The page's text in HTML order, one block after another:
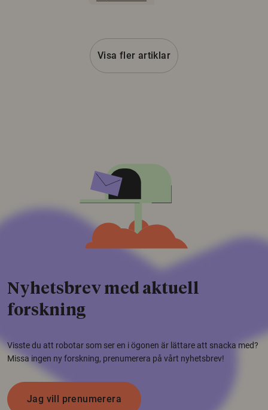
Visa fler artiklar
Nyhetsbrev med aktuell
forskning
Visste du att robotar som ser en i ögonen är lättare att snacka med?
Missa ingen ny forskning, prenumerera på vårt nyhetsbrev!
Jag vill prenumerera